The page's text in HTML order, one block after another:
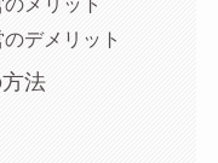
メリット
デメリット
法